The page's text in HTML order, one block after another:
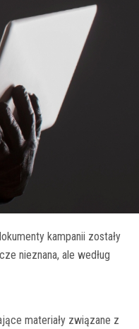
kampanii zostały
nieznana, ale według
materiały związane z